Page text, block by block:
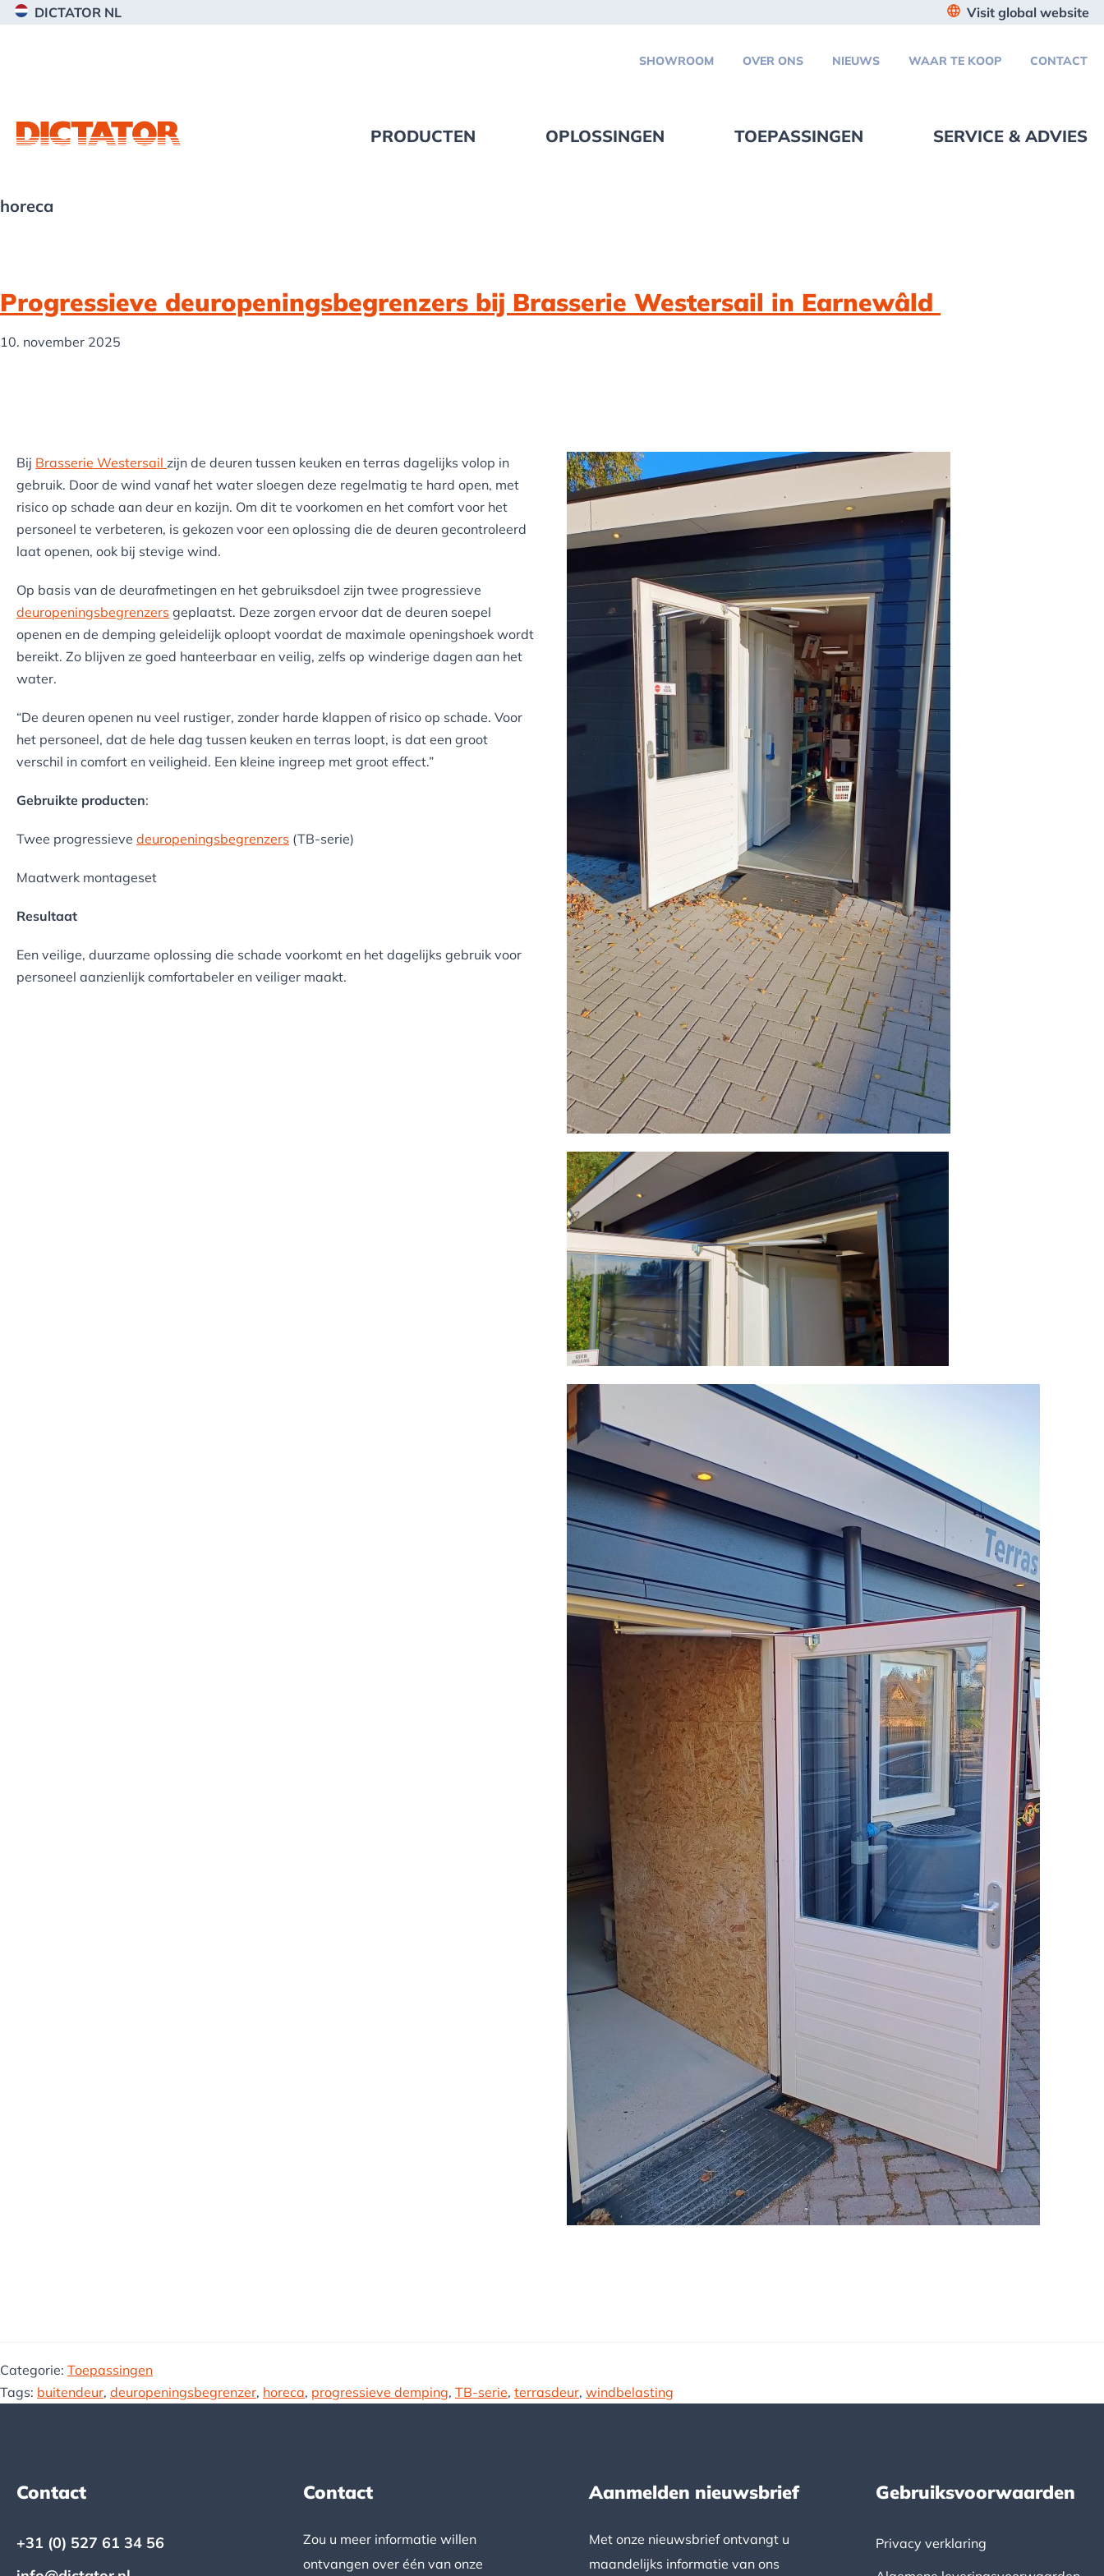
Spring
Door
SpringDICTATOR NL Visit global website
SHOWROOM OVER ONS NIEUWS WAAR TE KOOP CONTACT
PRODUCTEN OPLOSSINGEN TOEPASSINGEN SERVICE & ADVIES
horeca
Progressieve deuropeningsbegrenzers bij Brasserie Westersail in Earnewâld
10. november 2025
Bij Brasserie Westersail zijn de deuren tussen keuken en terras dagelijks volop in
gebruik. Door de wind vanaf het water sloegen deze regelmatig te hard open, met
risico op schade aan deur en kozijn. Om dit te voorkomen en het comfort voor het
personeel te verbeteren, is gekozen voor een oplossing die de deuren gecontroleerd
laat openen, ook bij stevige wind.
Op basis van de deurafmetingen en het gebruiksdoel zijn twee progressieve
deuropeningsbegrenzers geplaatst. Deze zorgen ervoor dat de deuren soepel
openen en de demping geleidelijk oploopt voordat de maximale openingshoek wordt
bereikt. Zo blijven ze goed hanteerbaar en veilig, zelfs op winderige dagen aan het
water.
“De deuren openen nu veel rustiger, zonder harde klappen of risico op schade. Voor
het personeel, dat de hele dag tussen keuken en terras loopt, is dat een groot
verschil in comfort en veiligheid. Een kleine ingreep met groot effect.”
Gebruikte producten:
Twee progressieve deuropeningsbegrenzers (TB-serie)
Maatwerk montageset
Resultaat
Een veilige, duurzame oplossing die schade voorkomt en het dagelijks gebruik voor
personeel aanzienlijk comfortabeler en veiliger maakt.
Categorie: Toepassingen
Tags: buitendeur, deuropeningsbegrenzer, horeca, progressieve demping, TB-serie, terrasdeur, windbelasting
Footer
Contact
+31 (0) 527 61 34 56
Contact
Zou u meer informatie willen
ontvangen over één van onze
Aanmelden nieuwsbrief
Met onze nieuwsbrief ontvangt u
maandelijks informatie van ons
Gebruiksvoorwaarden
Privacy verklaring